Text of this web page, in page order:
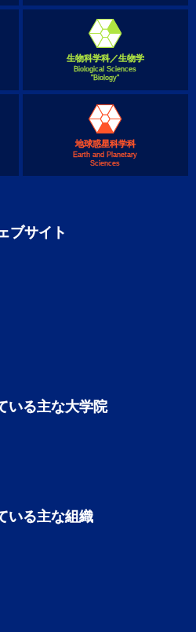
生物科学科／生物学
Biological Sciences
"Biology"
地球惑星科学科
Earth and Planetary
Sciences
ブサイト
いる主な大学院
いる主な組織